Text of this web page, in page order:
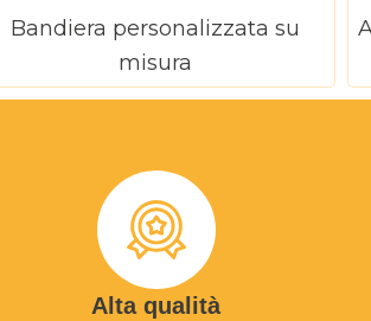
Bandiera personalizzata su
misura
Alta qualità